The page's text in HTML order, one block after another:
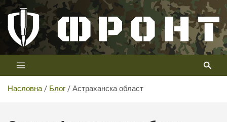
Скип
цонтент
Телевизија ФРОНТ
Први војни канал у Србији
Насловна Блог Астраханска област